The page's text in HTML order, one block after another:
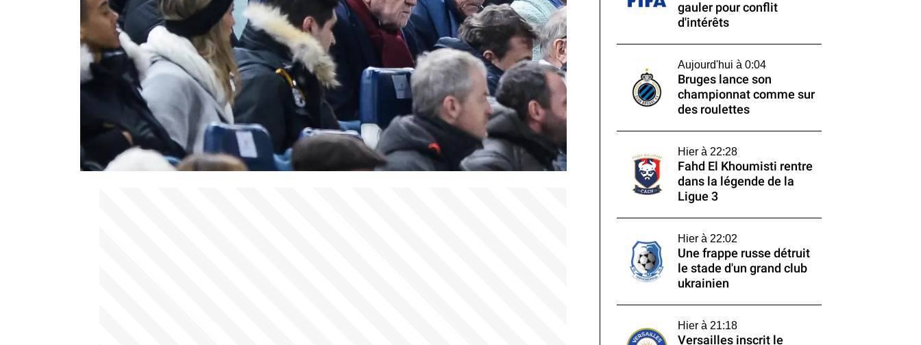
gauler pour conflit
d'intérêts
Aujourd'hui à 0:04
Bruges lance son
championnat comme sur
des roulettes
Hier à 22:28
Fahd El Khoumisti rentre
dans la légende de la
Ligue 3
Hier à 22:02
Une frappe russe détruit
le stade d'un grand club
ukrainien
Hier à 21:18
Versailles inscrit le